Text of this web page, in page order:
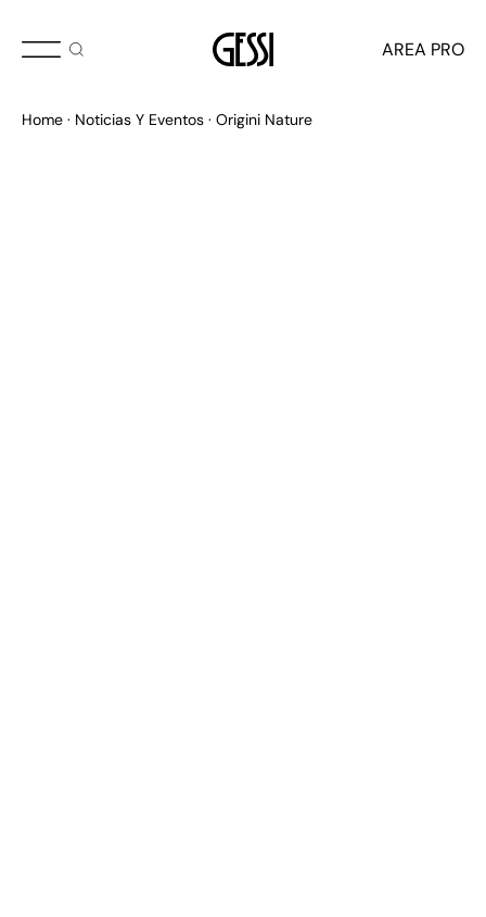
AREA PRO
Home Noticias Y Eventos Origini Nature
MARZO 2023
Y LOS COLORES ICÓNICOS